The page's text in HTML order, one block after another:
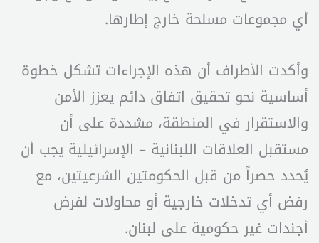
أي مجموعات مسلحة خارج إطارها.
وأكدت الأطراف أن هذه الإجراءات تشكل خطوة
أساسية نحو تحقيق اتفاق دائم يعزز الأمن
والاستقرار في المنطقة، مشددة على أن
مستقبل العلاقات اللبنانية – الإسرائيلية يجب أن
يُحدد حصراً من قبل الحكومتين الشرعيتين، مع
رفض أي تدخلات خارجية أو محاولات لفرض
أجندات غير حكومية على لبنان.